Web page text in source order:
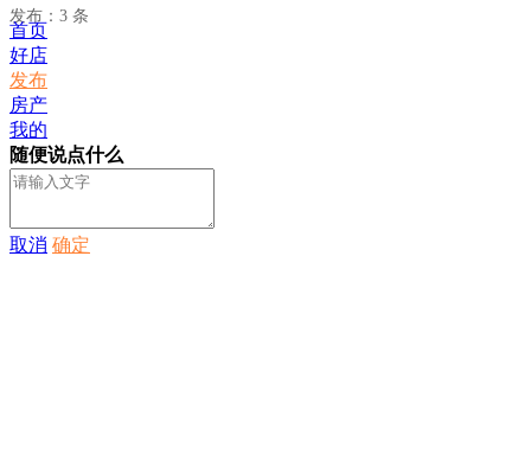
发布：3 条
首页
好店
发布
房产
我的
随便说点什么
取消 确定